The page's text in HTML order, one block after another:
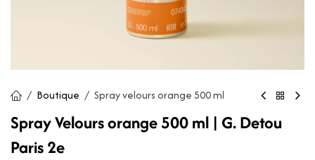
Boutique Spray velours orange 500 ml
Spray Velours orange 500 ml | G. Detou
Paris 2e